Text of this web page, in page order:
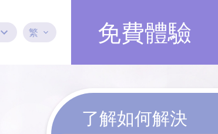
繁 免費體驗
了解如何解決